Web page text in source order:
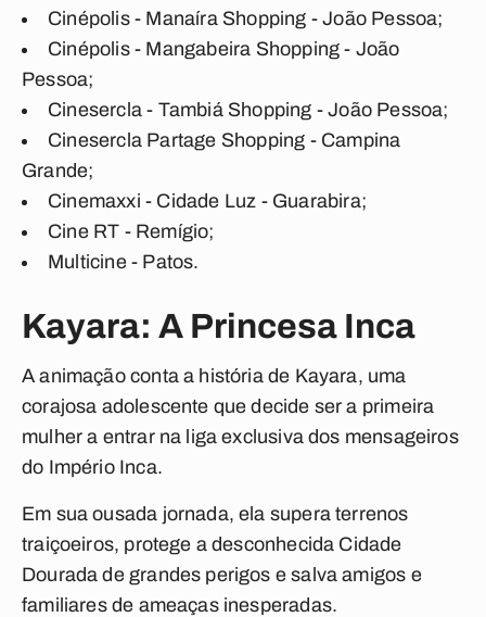
Cinépolis - Manaíra Shopping - João Pessoa;
Cinépolis - Mangabeira Shopping - João
Pessoa;
Cinesercla - Tambiá Shopping - João Pessoa;
Cinesercla Partage Shopping - Campina
Grande;
Cinemaxxi - Cidade Luz - Guarabira;
Cine RT - Remígio;
Multicine - Patos.
Kayara: A Princesa Inca
A animação conta a história de Kayara, uma
corajosa adolescente que decide ser a primeira
mulher a entrar na liga exclusiva dos mensageiros
do Império Inca.
Em sua ousada jornada, ela supera terrenos
traiçoeiros, protege a desconhecida Cidade
Dourada de grandes perigos e salva amigos e
familiares de ameaças inesperadas.